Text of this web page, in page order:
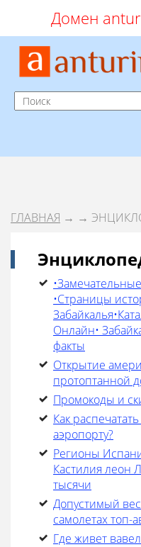
Домен
ГЛАВНАЯ → →
•Страницы
Онлайн•
факты
Открытие
протоптанной
Промокоды и
Как
аэропорту?
Регионы
Кастилия леон
тысячи
Допустимый
самолетах топ-
Где живет